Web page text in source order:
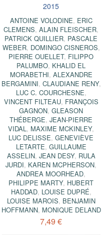
2015
ANTOINE VOLODINE, ERIC
CLEMENS,ALAIN FLEISCHER,
PATRICK QUILLIER, PASCALE
WEBER, DOMINGO CISNEROS,
PIERRE OUELLET, FILIPPO
PALUMBO, KHALID EL
MORABETHI, ALEXANDRE
BERGAMINI, CLAUDIANE RENY,
LUC C. COURCHESNE,
VINCENT FILTEAU, FRANÇOIS
GAGNON,GLEASON
THÉBERGE,JEAN-PIERRE
VIDAL, MAXIME MCKINLEY,
LUC DELISSE,GENEVIÈVE
LETARTE, GUILLAUME
ASSELIN, JEAN DESY, RULA
JURDI, KAREN MCPHERSON,
ANDREA MOORHEAD,
PHILIPPE MARTY, HUBERT
HADDAD, LOUISE DUPRÉ,
LOUISE MAROIS, BENJAMIN
HOFFMANN, MONIQUE DELAND
7,49 €